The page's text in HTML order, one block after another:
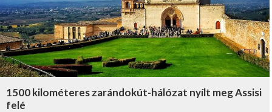
IDŐUTAZÓ
ZÖLDTURISTA
TOPLISTA
1500 kilométeres zarándokút-hálózat nyílt meg Assisi
felé